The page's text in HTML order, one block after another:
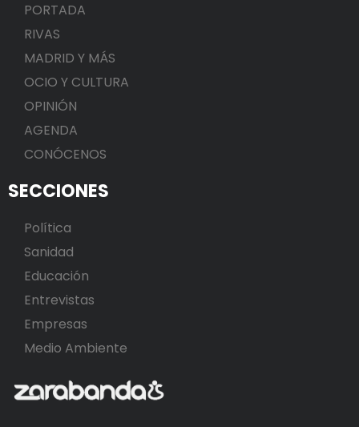
PORTADA
RIVAS
MADRID Y MÁS
OCIO Y CULTURA
OPINIÓN
AGENDA
CONÓCENOS
SECCIONES
Política
Sanidad
Educación
Entrevistas
Empresas
Medio Ambiente